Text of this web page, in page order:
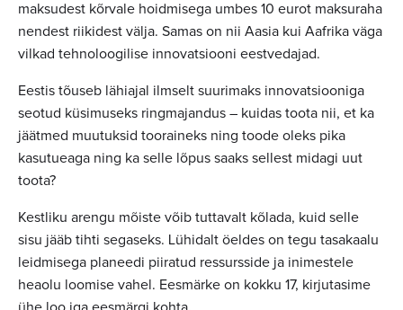
maksudest kõrvale hoidmisega umbes 10 eurot maksuraha
nendest riikidest välja. Samas on nii Aasia kui Aafrika väga
vilkad tehnoloogilise innovatsiooni eestvedajad.
Eestis tõuseb lähiajal ilmselt suurimaks innovatsiooniga
seotud küsimuseks ringmajandus – kuidas toota nii, et ka
jäätmed muutuksid tooraineks ning toode oleks pika
kasutueaga ning ka selle lõpus saaks sellest midagi uut
toota?
Kestliku arengu mõiste võib tuttavalt kõlada, kuid selle
sisu jääb tihti segaseks. Lühidalt öeldes on tegu tasakaalu
leidmisega planeedi piiratud ressursside ja inimestele
heaolu loomise vahel. Eesmärke on kokku 17, kirjutasime